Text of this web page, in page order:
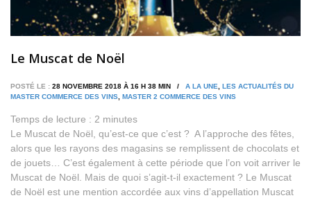
Le Muscat de Noël
POSTÉ LE : 28 NOVEMBRE 2018 À 16 H 38 MIN / A LA UNE
LES ACTUALITÉS DU
MASTER COMMERCE DES VINS MASTER 2 COMMERCE DES VINS
Temps de lecture : 2 minutes
Le Muscat de Noël, qu’est-ce que c’est ? A l’approche des fêtes,
alors que les rayons des magasins se remplissent de chocolats et
de jouets… C’est également à cette période que l’on voit arriver le
Muscat de Noël. Mais de quoi s’agit-t-il exactement ? Le Muscat
de Noël est une mention accordée aux vins d’appellation Muscat